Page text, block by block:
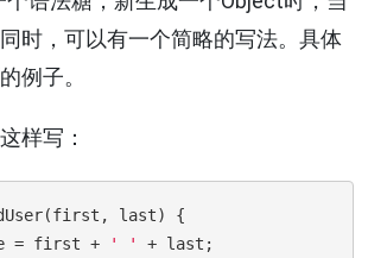
时，可以有一个简略的写法。具体
例子。
样写：
(first, last) {
= first + ' '
+ last;